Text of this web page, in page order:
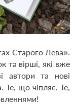
Старого Лева».
та вірші, які вже
автори та нові
Те, що чіпляє. Те,